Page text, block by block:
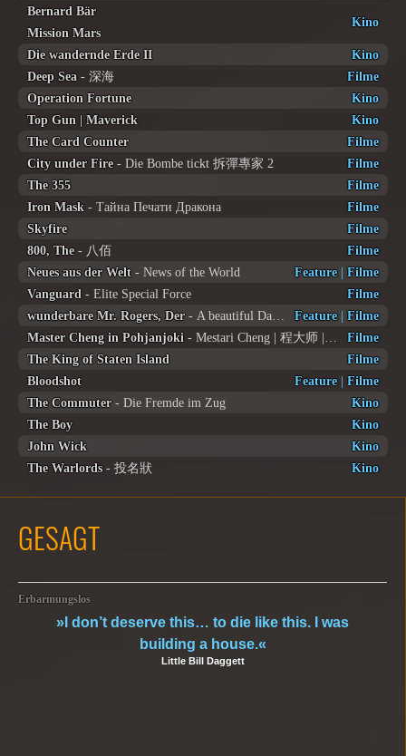
Bernard Bär
Mission Mars
Kino
Die wandernde Erde II
Kino
Deep Sea - 深海
Filme
Operation Fortune
Kino
Top Gun | Maverick
Kino
The Card Counter
Filme
City under Fire- Die Bombe tickt 拆彈專家 2
Filme
The 355
Filme
Iron Mask - Тайна Печати Дракона
Filme
Skyfire
Filme
800, The- 八佰
Filme
Neues aus der Welt - News of the World Feature| Filme
Vanguard - Elite Special Force
Filme
wunderbare Mr. Rogers, Der
Feature| Filme
Master Cheng in Pohjanjoki
Filme
The King of Staten Island
Filme
Bloodshot
Feature| Filme
The Commuter- Die Fremde im Zug
Kino
The Boy
Kino
John Wick
Kino
The Warlords- 投名狀 Kino
GESAGT
Erbarmungslos
»I don’t deserve this… to die like this. I was
building a house.«
Little Bill Daggett